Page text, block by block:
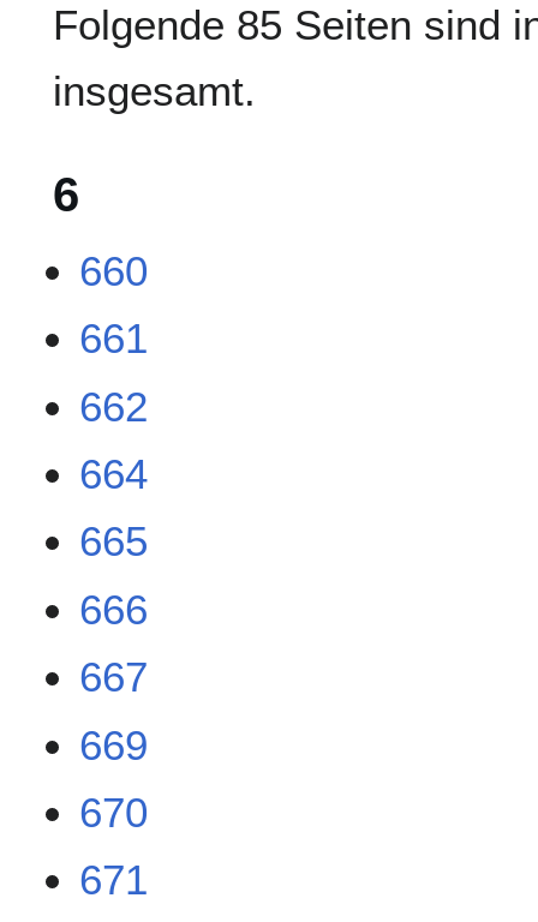
Folgende 85 Seiten sind
insgesamt.
6
660
661
662
664
665
666
667
669
670
671